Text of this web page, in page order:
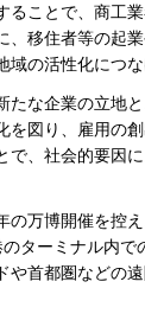
ることで、商工
、移住者等の起
の活性化につな
たな企業の立地
を図り、雇用の
で、社会的要因
の万博開催を控
ターミナル内で
や首都圏などの